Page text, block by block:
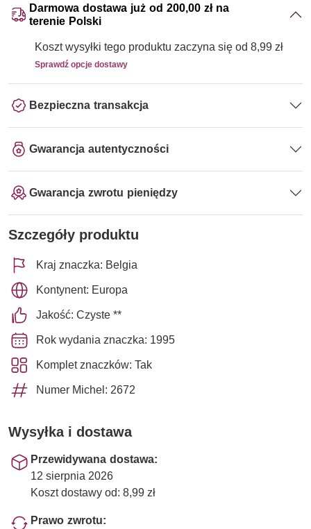
Darmowa dostawa już od 200,00 zł na
terenie Polski
Koszt wysyłki tego produktu zaczyna się od 8,99 zł
Sprawdź opcje dostawy
Bezpieczna transakcja
Gwarancja autentyczności
Gwarancja zwrotu pieniędzy
Szczegóły produktu
Kraj znaczka: Belgia
Kontynent: Europa
Jakość: Czyste **
Rok wydania znaczka: 1995
Komplet znaczków: Tak
Numer Michel: 2672
Wysyłka i dostawa
Przewidywana dostawa:
12 sierpnia 2026
Koszt dostawy od: 8,99 zł
Prawo zwrotu: